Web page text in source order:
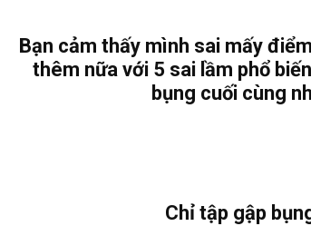
Bạn cảm thấy mình sai mấy
thêm nữa với 5 sai lầm phổ
bụng cuối cùng
Chỉ tập gập